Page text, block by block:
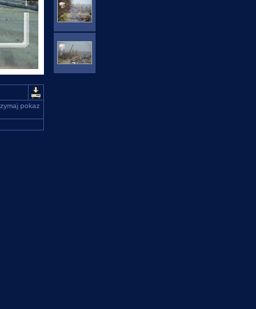
pokaz